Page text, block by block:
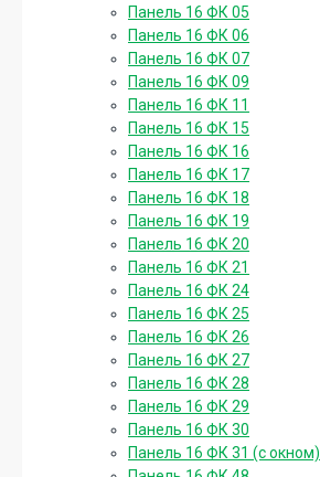
Панель 16 ФК 05
Панель 16 ФК 06
Панель 16 ФК 07
Панель 16 ФК 09
Панель 16 ФК 11
Панель 16 ФК 15
Панель 16 ФК 16
Панель 16 ФК 17
Панель 16 ФК 18
Панель 16 ФК 19
Панель 16 ФК 20
Панель 16 ФК 21
Панель 16 ФК 24
Панель 16 ФК 25
Панель 16 ФК 26
Панель 16 ФК 27
Панель 16 ФК 28
Панель 16 ФК 29
Панель 16 ФК 30
Панель 16 ФК 31 (с окном)